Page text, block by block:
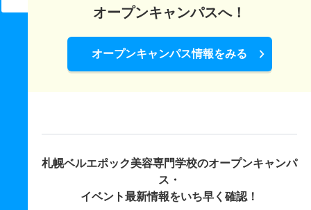
オープンキャンパスへ！
オープンキャンパス情報をみる
札幌ベルエポック美容専門学校のオープンキャンパ
ス・
イベント最新情報をいち早く確認！